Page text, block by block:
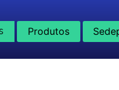
Produtos